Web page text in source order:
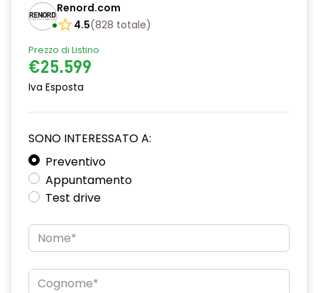
Renord.com
4.5(828 totale)
Prezzo di Listino
€25.599
Iva Esposta
SONO INTERESSATO A:
Preventivo
Appuntamento
Test drive